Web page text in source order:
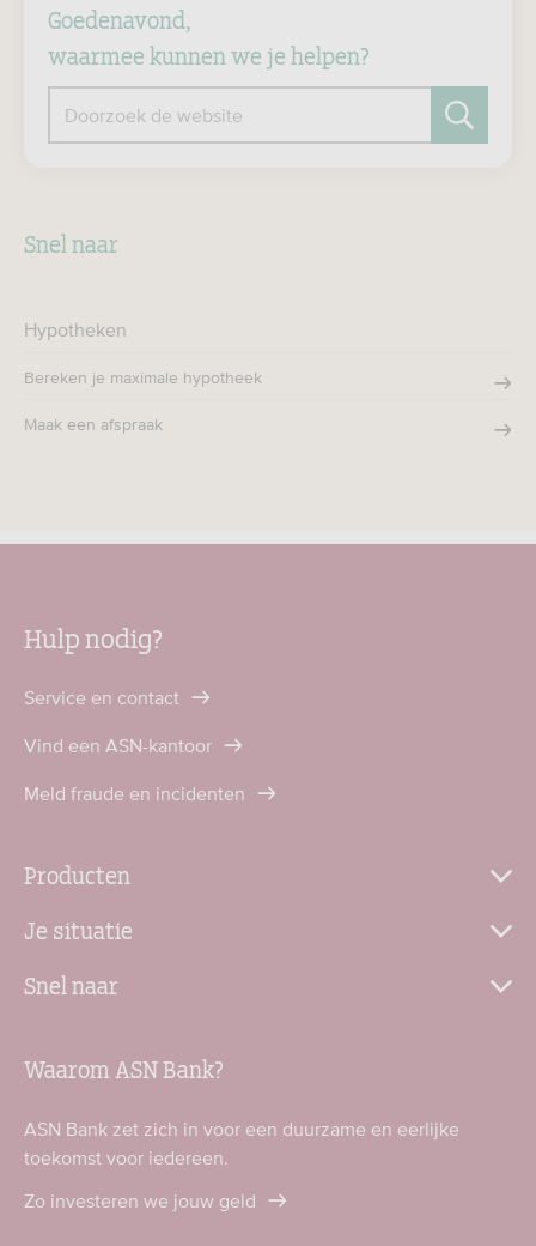
Goedenavond,
waarmee kunnen we je helpen?
Doorzoek de website
Snel naar
Hypotheken
Bereken je maximale hypotheek
Maak een afspraak
Hulp nodig?
Service en contact
Vind een ASN-kantoor
Meld fraude en incidenten
Producten
Je situatie
Snel naar
Waarom ASN Bank?
ASN Bank zet zich in voor een duurzame en eerlijke
toekomst voor iedereen.
Zo investeren we jouw geld